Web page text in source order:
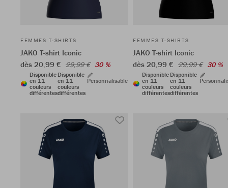
FEMMES T-SHIRTS
JAKO T-shirt Iconic
dès 20,99 € 29,99 € 30 %
Disponible
en 11
couleurs
différentes
Disponible
en 11
couleurs
différentes
Personnalisable
FEMMES T-SHIRTS
JAKO T-shirt Iconic
dès 20,99 € 29,99 € 30 %
Disponible
en 11
couleurs
différentes
Disponible
en 11
couleurs
différentes